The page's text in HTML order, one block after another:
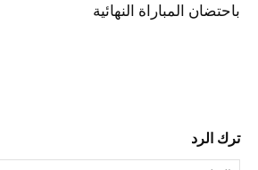
باحتضان المباراة النهائية
ترك الرد